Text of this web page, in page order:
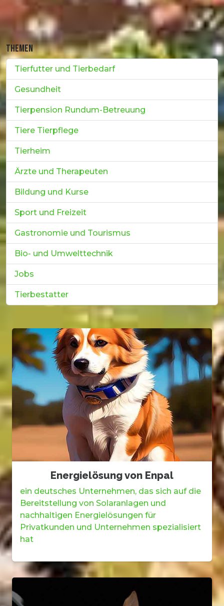
THEMEN
Tierfutter und Tierbedarf
Gesundheit
Tierpension Rundum-Betreuung
Tiere Tierpflege
Tierheim
Ärzte und Therapeuten
Bildung und Kurse
Sport und Freizeit
Gastronomie und Tourismus
Bio- und Umwelttechnik
Jobs
Tierbestatter
Energielösung von Enpal
ein deutsches Unternehmen, das sich auf die
Bereitstellung von Solaranlagen und
nachhaltigen Energielösungen für
Privatkunden und Unternehmen spezialisiert
hat